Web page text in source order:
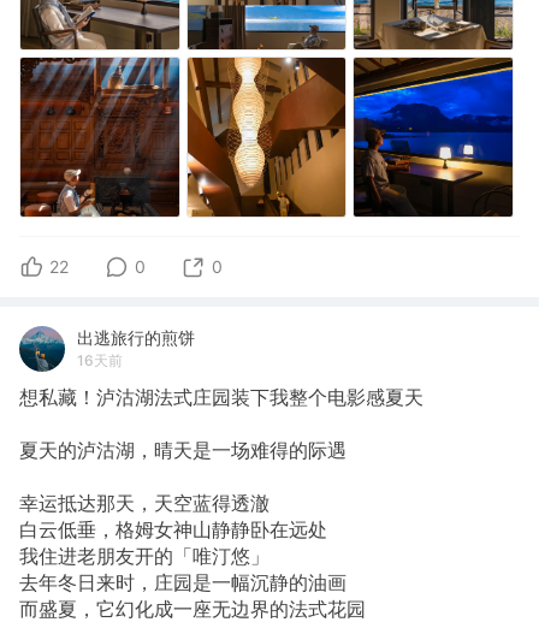
22 0 0
出逃旅行的煎饼
16天前
想私藏！泸沽湖法式庄园装下我整个电影感夏天
夏天的泸沽湖，晴天是一场难得的际遇
幸运抵达那天，天空蓝得透澈
白云低垂，格姆女神山静静卧在远处
我住进老朋友开的「唯汀悠」
去年冬日来时，庄园是一幅沉静的油画
而盛夏，它幻化成一座无边界的法式花园